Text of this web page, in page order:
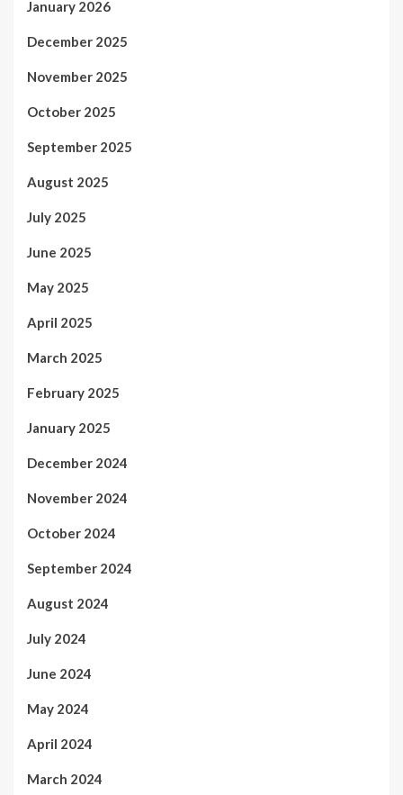
January 2026
December 2025
November 2025
October 2025
September 2025
August 2025
July 2025
June 2025
May 2025
April 2025
March 2025
February 2025
January 2025
December 2024
November 2024
October 2024
September 2024
August 2024
July 2024
June 2024
May 2024
April 2024
March 2024